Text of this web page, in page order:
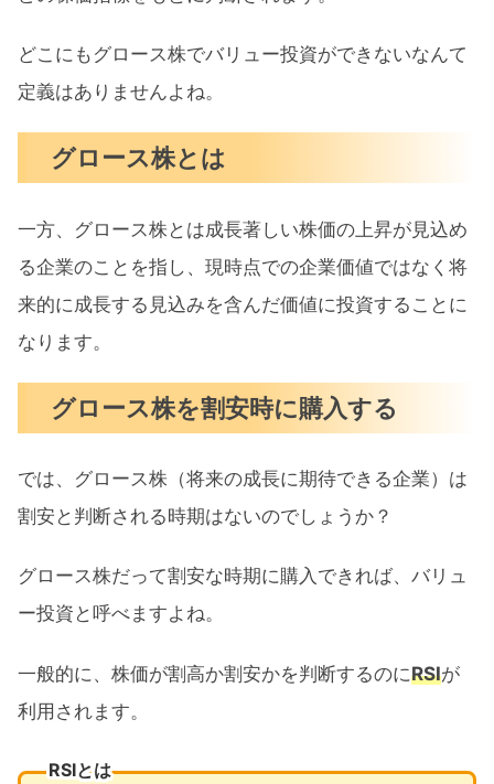
どこにもグロース株でバリュー投資ができないなんて
定義はありませんよね。
グロース株とは
一方、グロース株とは成長著しい株価の上昇が見込め
る企業のことを指し、現時点での企業価値ではなく将
来的に成長する見込みを含んだ価値に投資することに
なります。
グロース株を割安時に購入する
では、グロース株（将来の成長に期待できる企業）は
割安と判断される時期はないのでしょうか？
グロース株だって割安な時期に購入できれば、バリュ
ー投資と呼べますよね。
一般的に、株価が割高か割安かを判断するのにRSIが
利用されます。
RSIとは